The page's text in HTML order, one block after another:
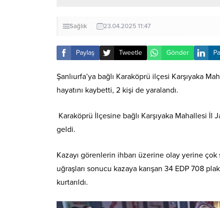
Sağlık 23.04.2025 11:47
Paylaş Tweetle Gönder
Şanlıurfa’ya bağlı Karaköprü ilçesi Karşıyaka
hayatını kaybetti, 2 kişi de yaralandı.
Karaköprü İlçesine bağlı Karşıyaka Mahallesi İl
geldi.
Kazayı görenlerin ihbarı üzerine olay yerine
uğraşları sonucu kazaya karışan 34 EDP 708
kurtarıldı.